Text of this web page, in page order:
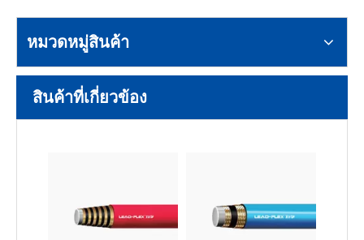
หมวดหมู่สินค้า
สินค้าที่เกี่ยวข้อง